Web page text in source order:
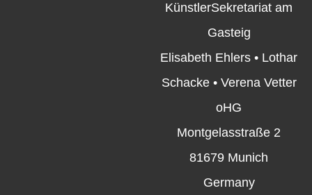
KünstlerSekretariat am
Gasteig
Elisabeth Ehlers • Lothar
Schacke • Verena Vetter
oHG
Montgelasstraße 2
81679 Munich
Germany